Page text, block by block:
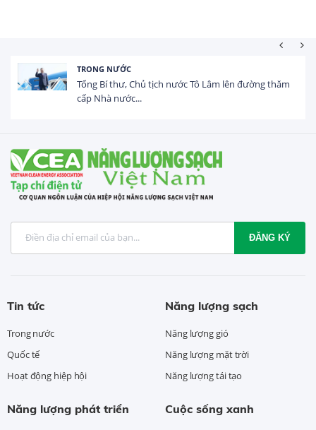
TRONG NƯỚC
Tổng Bí thư, Chủ tịch nước Tô Lâm lên đường thăm
cấp Nhà nước...
ĐĂNG KÝ
Tin tức
Trong nước
Quốc tế
Hoạt động hiệp hội
Năng lượng sạch
Năng lượng gió
Năng lượng mặt trời
Năng lượng tái tạo
Năng lượng phát triển Cuộc sống xanh